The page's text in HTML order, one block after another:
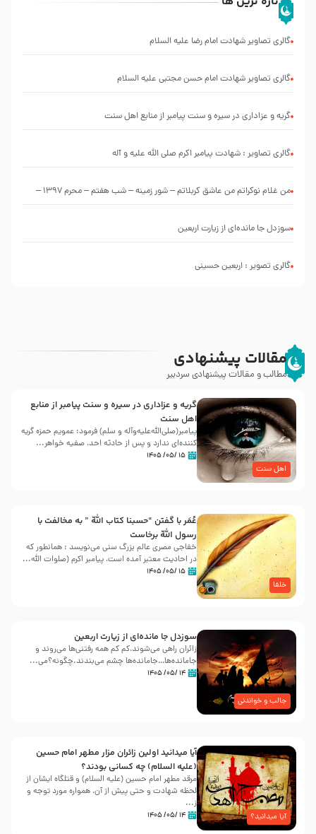
گالری تصاویر شهادت امام رضا علیه السلام
گالری تصاویر شهادت امام حسن مجتبی علیه السلام
گریه و عزاداری در سیره و سنت پیامبر از منابع اهل سنت
گالری تصاویر : شهادت پیامبر اکرم صلی الله علیه و آله
من غلام نوکراتم من عاشق کربلاتم – شور زمینه – شب هفتم – محرم 1397 –
سوزدل جا مانده‌ای از زیارت اربعین
گالری تصویر : اربعین حسینی
مقالات پیشنهادی
مطالب و مقالات پیشنهادی سردبیر
اهل سنت
گریه و عزاداری در سیره و سنت پیامبر از منابع
اهل سنت
پیامبر(صلی‌الله‌علیه‌وآله و سلم) فرمود: عمویم حمزه گریه
کننده‌ای ندارد و پس از حادثه احد، صفیه خواهر...
۱۵ /۰۵/ ۱۴۰۵
خلفا
عُمَر با گفتن “حسبنا كتاب اللّه ” به مخالفت با
رسول اللّه برخاست
خفاجی مصری عالم بزرگ سنی می‌نویسد : همانطور که
در احادیث معتبر آمده است، پیامبر اکرم (صلوات اللّه...
۱۵ /۰۵/ ۱۴۰۵
جالب و خواندنی
سوزدل جا مانده‌ای از زیارت اربعین
زائران راهی می‌شوند،کم‌ کم همه رفتنی‌ها می‌روند و
جامانده‌ها…جامانده‌ها چشم می‌بندند.چگونه؟می‌...
۱۴ /۰۵/ ۱۴۰۵
آیا میدانید؟
آیا میدانید اولین زائران مزار مطهر امام حسین
(علیه السلام) چه کسانی بودند؟
مرقد مطهر امام حسین (علیه السلام) و قتلگاه ایشان از
لحظه شهادت و حتی پیش از آن، همواره مورد توجه و
ز...
۱۴ /۰۵/ ۱۴۰۵